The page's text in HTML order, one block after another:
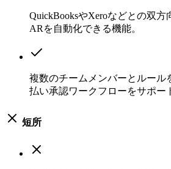
QuickBooksやXeroなどとの双方
ARを自動化できる機能。
複数のチームメンバーとルール
払い承認ワークフローをサポー
短所